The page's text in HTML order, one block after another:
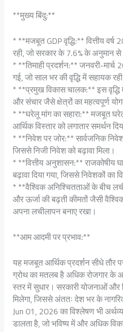
**मुख्य बिंदु:**
* **मजबूत GDP वृद्धि:** वित्तीय
रही, जो सरकार के 7.6% के अनुमान
* **तिमाही प्रदर्शन:** जनवरी-मार्च
गई, जो साल भर की वृद्धि में सहायक
* **प्रमुख विकास चालक:** इस वृद्धि
और संचार जैसे क्षेत्रों का महत्वपूर्ण
* **घरेलू मांग का सहारा:** मजबूत
आर्थिक विस्तार को लगातार समर्थन
* **निवेश पर जोर:** सार्वजनिक
जिससे निजी निवेश को बढ़ावा मिला।
* **वित्तीय अनुशासन:** राजकोषीय
बढ़ावा दिया गया, जिससे निवेशकों का
* **वैश्विक अनिश्चितताओं के बीच
और ऊर्जा की बढ़ती कीमतों जैसी
अपना लचीलापन बनाए रखा।
**आम आदमी पर प्रभाव:**
यह मजबूत आर्थिक प्रदर्शन सीधे तौर
ग्रोथ का मतलब है अधिक रोजगार के
स्तर में सुधार। सरकारी योजनाओं और
मिलेगा, जिससे अंततः देश भर के
Jun 01, 2026 का विश्लेषण भी
डालता है, जो भविष्य में और अधिक